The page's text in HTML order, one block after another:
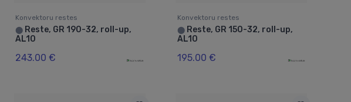
Konvektoru restes
⬤ Reste, GR 190-32, roll-up,
AL10
243.00 €
Konvektoru restes
⬤Reste, GR 150-32, roll-up,
AL10
195.00 €